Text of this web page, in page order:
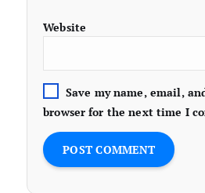
Website
Save my name, email,
browser for the next time I